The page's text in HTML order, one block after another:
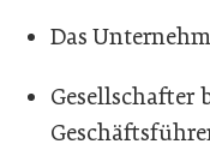
Das
Gesellschafter